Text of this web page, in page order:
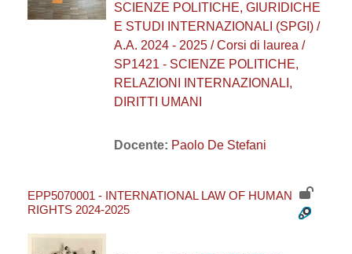
SCIENZE POLITICHE, GIURIDICHE
E STUDI INTERNAZIONALI (SPGI) /
A.A. 2024 - 2025 / Corsi di laurea /
SP1421 - SCIENZE POLITICHE,
RELAZIONI INTERNAZIONALI,
DIRITTI UMANI
Docente: Paolo De Stefani
EPP5070001 - INTERNATIONAL LAW OF HUMAN
RIGHTS 2024-2025